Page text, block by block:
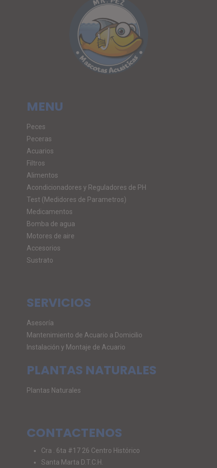
MENU
Peces
Peceras
Acuarios
Filtros
Alimentos
Acondicionadores y Reguladores de PH
Test (Medidores de Parametros)
Medicamentos
Bomba de agua
Motores de aire
Accesorios
Sustrato
SERVICIOS
Asesoría
Mantenimiento de Acuario a Domicilio
Instalación y Montaje de Acuario
PLANTAS NATURALES
Plantas Naturales
CONTACTENOS
Cra . 6ta #17 26 Centro Histórico
Santa Marta D.T.C.H.